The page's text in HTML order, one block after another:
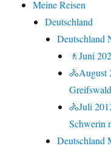
Meine Reisen
Deutschland
Deutschland
🚶Juni
🚴August
Greifswald
🚴Juli
Schwerin
Deutschland